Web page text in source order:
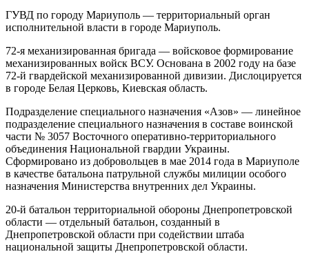
ГУВД по городу Мариуполь — территориальный орган
исполнительной власти в городе Мариуполь.
72-я механизированная бригада — войсковое формирование
механизированных войск ВСУ. Основана в 2002 году на базе
72-й гвардейской механизированной дивизии. Дислоцируется
в городе Белая Церковь, Киевская область.
Подразделение специального назначения «Азов» — линейное
подразделение специального назначения в составе воинской
части № 3057 Восточного оперативно-территориального
объединения Национальной гвардии Украины.
Сформировано из добровольцев в мае 2014 года в Мариуполе
в качестве батальона патрульной службы милиции особого
назначения Министерства внутренних дел Украины.
20-й батальон территориальной обороны Днепропетровской
области — отдельный батальон, созданный в
Днепропетровской области при содействии штаба
национальной защиты Днепропетровской области.